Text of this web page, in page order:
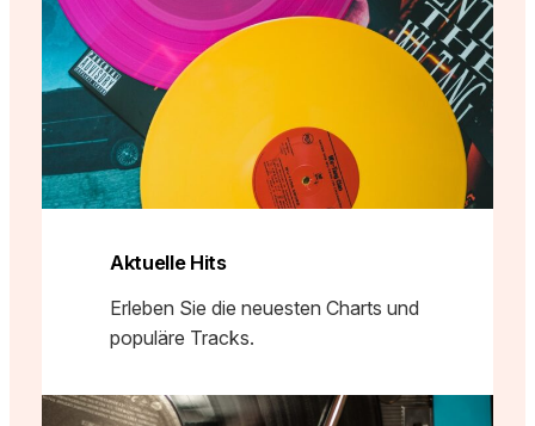
Aktuelle Hits
Erleben Sie die neuesten Charts und
populäre Tracks.